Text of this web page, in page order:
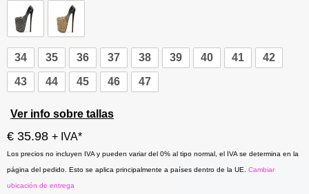
34 35 36 37 38 39 40 41 42
43 44 45 46 47
Ver info sobre tallas
€ 35.98 + IVA*
Los precios no incluyen IVA y pueden variar del 0% al tipo normal, el IVA se determina en la
página del pedido. Esto se aplica principalmente a países dentro de la UE. Cambiar
ubicación de entrega